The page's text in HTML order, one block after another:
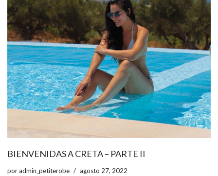
BIENVENIDAS A CRETA – PARTE II
poradmin_petiterobe agosto 27, 2022